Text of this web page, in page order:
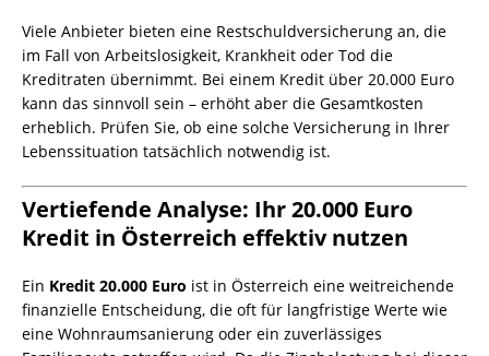
Viele Anbieter bieten eine Restschuldversicherung an, die
im Fall von Arbeitslosigkeit, Krankheit oder Tod die
Kreditraten übernimmt. Bei einem Kredit über 20.000 Euro
kann das sinnvoll sein – erhöht aber die Gesamtkosten
erheblich. Prüfen Sie, ob eine solche Versicherung in Ihrer
Lebenssituation tatsächlich notwendig ist.
Vertiefende Analyse: Ihr 20.000 Euro
Kredit in Österreich effektiv nutzen
Ein Kredit 20.000 Euro ist in Österreich eine weitreichende
finanzielle Entscheidung, die oft für langfristige Werte wie
eine Wohnraumsanierung oder ein zuverlässiges